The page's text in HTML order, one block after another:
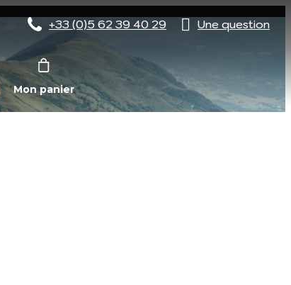
+33 (0)5 62 39 40 29 Une question
Mon panier